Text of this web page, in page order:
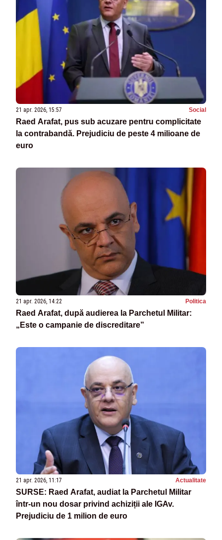
21 apr. 2026, 15:57 Social
Raed Arafat, pus sub acuzare pentru complicitate
la contrabandă. Prejudiciu de peste 4 milioane de
euro
21 apr. 2026, 14:22 Politica
Raed Arafat, după audierea la Parchetul Militar:
„Este o campanie de discreditare”
21 apr. 2026, 11:17 Actualitate
SURSE: Raed Arafat, audiat la Parchetul Militar
într-un nou dosar privind achiziții ale IGAv.
Prejudiciu de 1 milion de euro